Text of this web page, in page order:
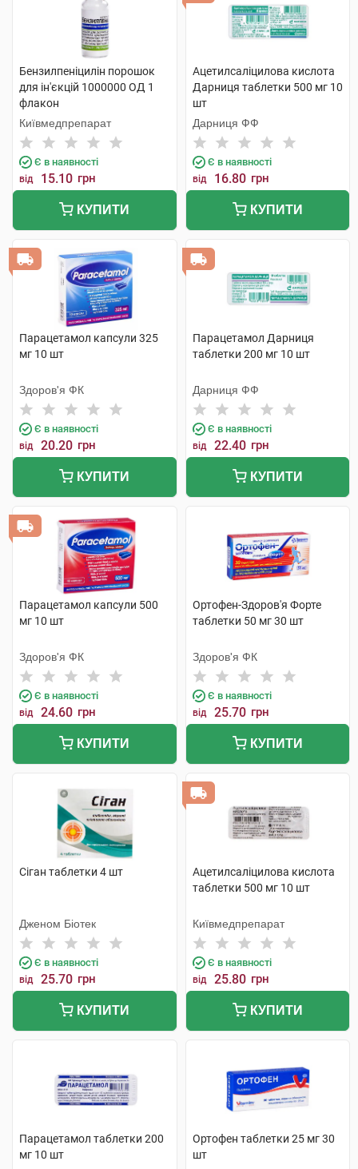
Бензилпеніцилін порошок
для ін'єкцій 1000000 ОД 1
флакон
Київмедпрепарат
Є в наявності
від 15.10 грн
КУПИТИ
Ацетилсаліцилова кислота
Дарниця таблетки 500 мг 10
шт
Дарниця ФФ
Є в наявності
від 16.80 грн
КУПИТИ
Парацетамол капсули 325
мг 10 шт
Здоров'я ФК
Є в наявності
від 20.20 грн
КУПИТИ
Парацетамол Дарниця
таблетки 200 мг 10 шт
Дарниця ФФ
Є в наявності
від 22.40 грн
КУПИТИ
Парацетамол капсули 500
мг 10 шт
Здоров'я ФК
Є в наявності
від 24.60 грн
КУПИТИ
Ортофен-Здоров'я Форте
таблетки 50 мг 30 шт
Здоров'я ФК
Є в наявності
від 25.70 грн
КУПИТИ
Сіган таблетки 4 шт
Дженом Біотек
Є в наявності
від 25.70 грн
КУПИТИ
Ацетилсаліцилова кислота
таблетки 500 мг 10 шт
Київмедпрепарат
Є в наявності
від 25.80 грн
КУПИТИ
Парацетамол таблетки 200
мг 10 шт
Ортофен таблетки 25 мг 30
шт